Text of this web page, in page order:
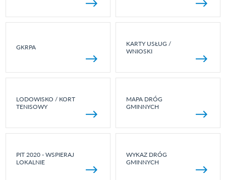
GKRPA
KARTY USŁUG /
WNIOSKI
LODOWISKO / KORT
TENISOWY
MAPA DRÓG
GMINNYCH
PIT 2020 - WSPIERAJ
LOKALNIE
WYKAZ DRÓG
GMINNYCH